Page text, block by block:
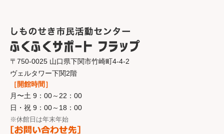
〒750-0025 山口県下関市竹崎町4-4-2
ヴェルタワー下関2階
［開館時間］
月〜土 9：00～22：00
日・祝 9：00～18：00
※休館日は年末年始